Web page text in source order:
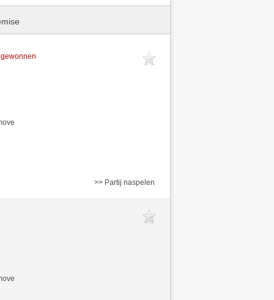
>> Partij naspelen